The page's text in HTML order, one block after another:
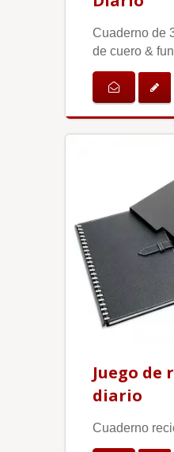
Cuaderno de
de cuero &
Juego de
diario
Cuaderno